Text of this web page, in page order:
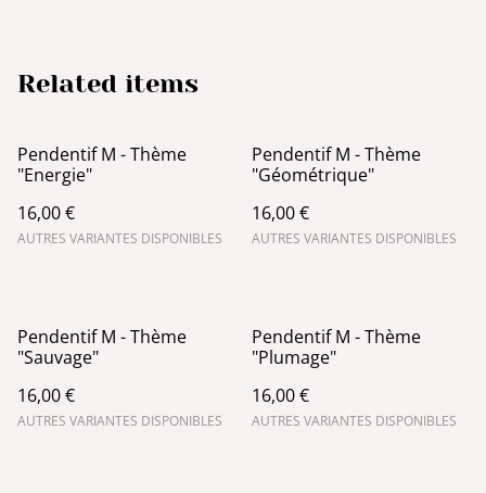
Related items
Pendentif M - Thème
"Energie"
16,00 €
AUTRES VARIANTES DISPONIBLES
Pendentif M - Thème
"Géométrique"
16,00 €
AUTRES VARIANTES DISPONIBLES
Pendentif M - Thème
"Sauvage"
16,00 €
AUTRES VARIANTES DISPONIBLES
Pendentif M - Thème
"Plumage"
16,00 €
AUTRES VARIANTES DISPONIBLES